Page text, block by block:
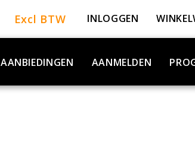
Excl BTW INLOGGEN
AANBIEDINGEN AANMELDEN